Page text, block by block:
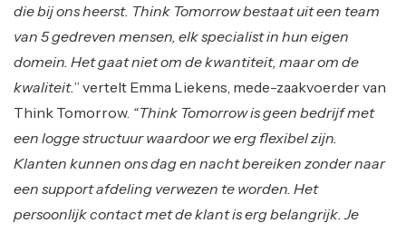
die bij ons heerst. Think Tomorrow bestaat uit een team
van 5 gedreven mensen, elk specialist in hun eigen
domein. Het gaat niet om de kwantiteit, maar om de
kwaliteit.” vertelt Emma Liekens, mede-zaakvoerder van
Think Tomorrow. “Think Tomorrow is geen bedrijf met
een logge structuur waardoor we erg flexibel zijn.
Klanten kunnen ons dag en nacht bereiken zonder naar
een support afdeling verwezen te worden. Het
persoonlijk contact met de klant is erg belangrijk. Je